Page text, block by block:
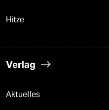
Hitze
Verlag
Aktuelles